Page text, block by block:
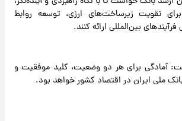
تقویت زیرساخت‌های ارزی، توسعه روابط
بین‌المللی ارائه کنند.
آمادگی برای هر دو وضعیت، کلید موفقیت و
ملی ایران در اقتصاد کشور خواهد بود.